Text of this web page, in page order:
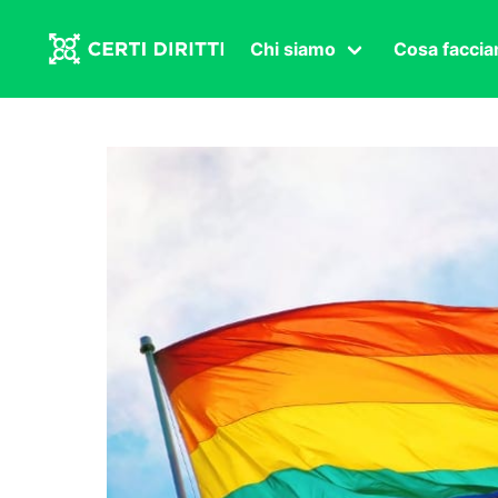
Chi siamo Cosa
Politica
Fuor di